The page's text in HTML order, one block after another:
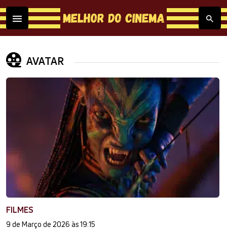
AVATAR
FILMES
9 de Março de 2026 às 19:15